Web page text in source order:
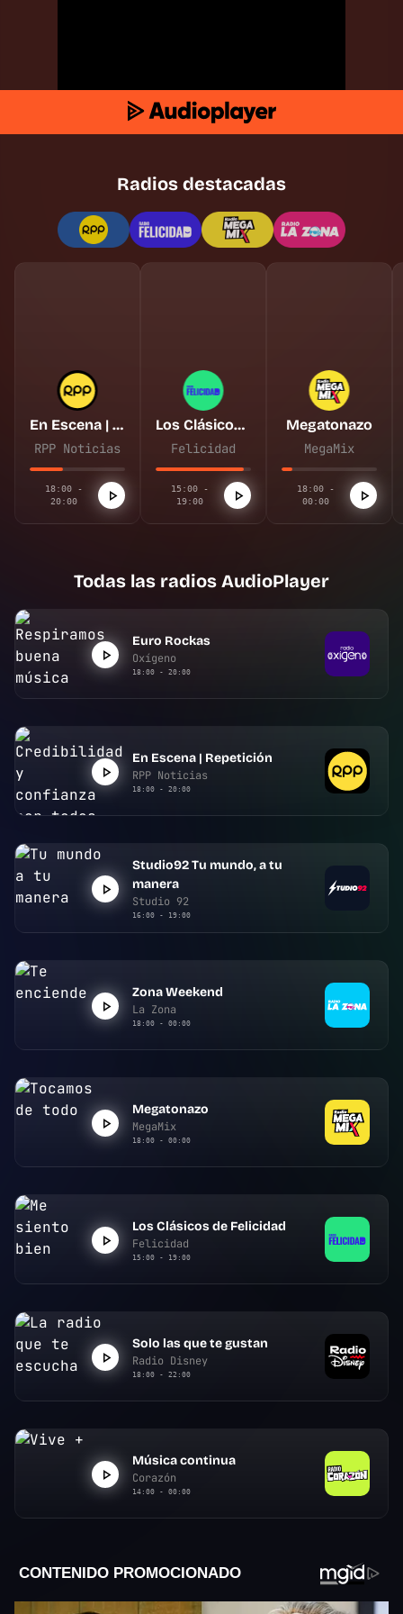
Radios destacadas
En Escena | Repetición
RPP Noticias
18:00 -
20:00
Los Clásicos de Felicidad
Felicidad
15:00 -
19:00
Megatonazo
MegaMix
18:00 -
00:00
Todas las radios AudioPlayer
Euro Rockas
Oxígeno
18:00 - 20:00
En Escena | Repetición
RPP Noticias
18:00 - 20:00
Studio92 Tu mundo, a tu
manera
Studio 92
16:00 - 19:00
Zona Weekend
La Zona
18:00 - 00:00
Megatonazo
MegaMix
18:00 - 00:00
Los Clásicos de Felicidad
Felicidad
15:00 - 19:00
Solo las que te gustan
Radio Disney
18:00 - 22:00
Música continua
Corazón
14:00 - 00:00